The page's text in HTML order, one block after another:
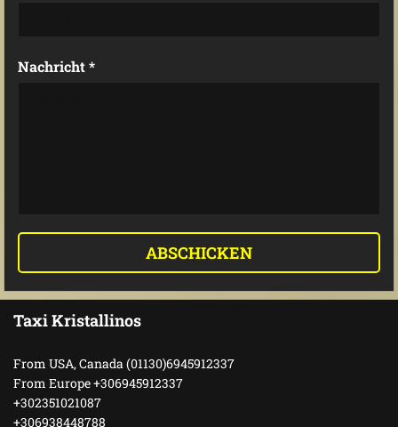
Nachricht *
Taxi Kristallinos
From USA, Canada (01130)6945912337
From Europe +306945912337
+302351021087
+306938448788